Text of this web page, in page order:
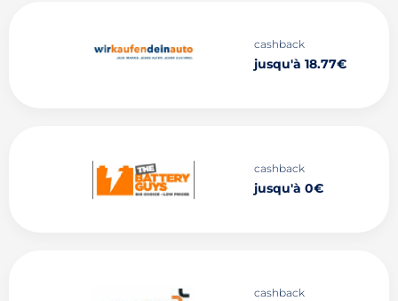
cashback
jusqu'à 18.77€
cashback
jusqu'à 0€
cashback